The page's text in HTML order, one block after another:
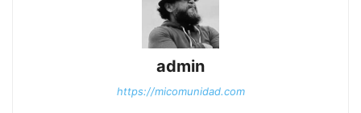
admin
https://micomunidad.com